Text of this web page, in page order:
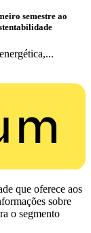
semestre ao
que oferece aos
sobre
o segmento